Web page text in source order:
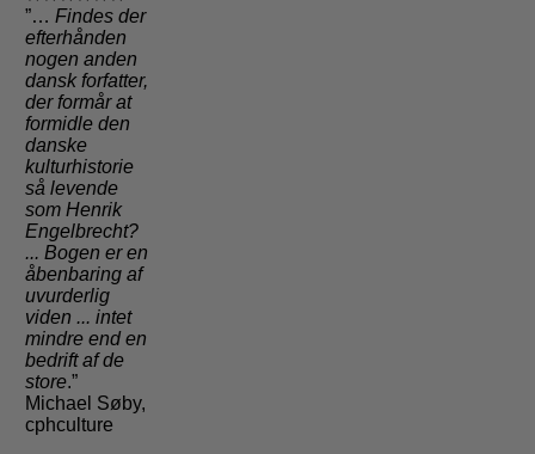
”… Findes der
efterhånden
nogen anden
dansk forfatter,
der formår at
formidle den
danske
kulturhistorie
så levende
som Henrik
Engelbrecht?
... Bogen er en
åbenbaring af
uvurderlig
viden ... intet
mindre end en
bedrift af de
store.”
Michael Søby,
cphculture